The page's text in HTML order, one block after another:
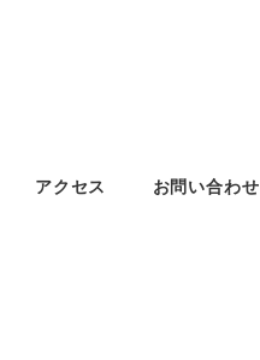
アクセス お問い合わせ